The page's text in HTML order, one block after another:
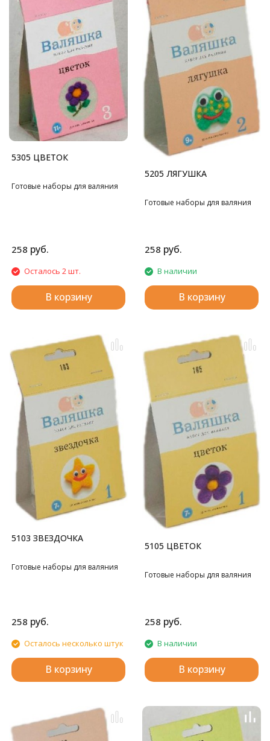
5305 ЦВЕТОК
Готовые наборы для валяния
258 руб.
Осталось 2 шт.
В корзину
5205 ЛЯГУШКА
Готовые наборы для валяния
258 руб.
В наличии
В корзину
5103 ЗВЕЗДОЧКА
Готовые наборы для валяния
258 руб.
Осталось несколько штук
В корзину
5105 ЦВЕТОК
Готовые наборы для валяния
258 руб.
В наличии
В корзину